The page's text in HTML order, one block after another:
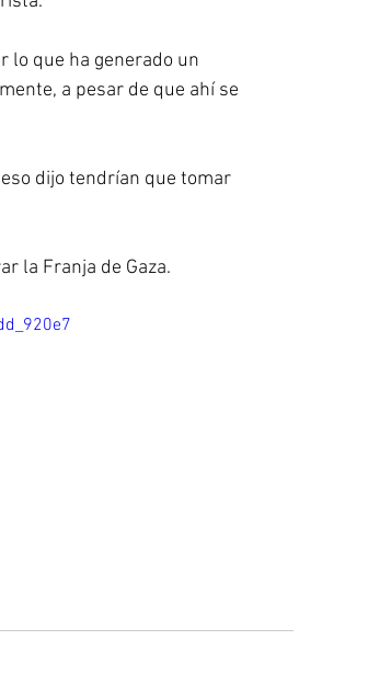
lo que ha generado un
a pesar de que ahí se
dijo tendrían que tomar
la Franja de Gaza.